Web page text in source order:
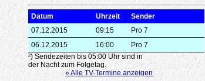
Datum Uhrzeit
Sender
07.12.2015
09:15
Pro 7
06.12.2015
16:00
Pro 7
²) Sendezeiten bis 05:00 Uhr sind in
der Nacht zum Folgetag.
» Alle TV-Termine anzeigen